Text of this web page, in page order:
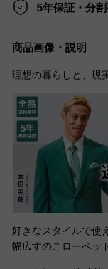
5年保証・分
商品画像・説明
理想の暮らしと、現
好きなスタイルで使
幅広すのこローベッ